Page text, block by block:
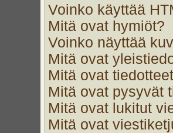
Voinko käyttää
Mitä ovat hymiöt?
Voinko näyttää
Mitä ovat
Mitä ovat
Mitä ovat pysyvät
Mitä ovat lukitut
Mitä ovat